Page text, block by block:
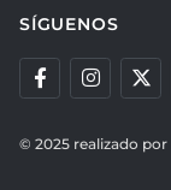
SÍGUENOS
© 2025 realizado por